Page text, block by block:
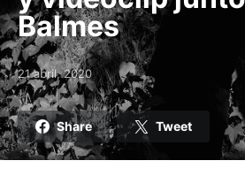
Balmes
Posted on
21 abril, 2020
Share Tweet